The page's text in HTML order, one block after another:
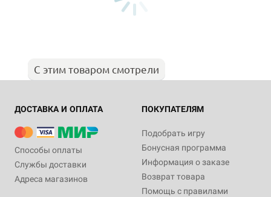
С этим товаром смотрели
ДОСТАВКА И ОПЛАТА
Способы оплаты
Службы доставки
Адреса магазинов
ПОКУПАТЕЛЯМ
Подобрать игру
Бонусная программа
Информация о заказе
Возврат товара
Помощь с правилами